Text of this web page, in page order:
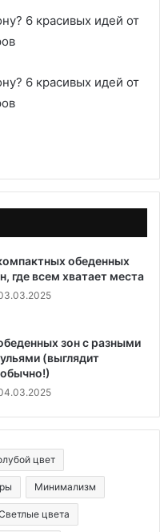
обеденных
где всем хватает места
зон с разными
(выглядит
цвет
Минимализм
цвета